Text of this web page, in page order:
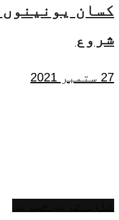
کسان یونینوں
شروع
27 ستمبر 2021